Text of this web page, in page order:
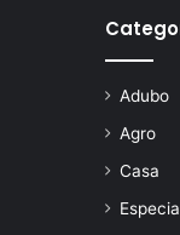
Adubo
Agro
Casa